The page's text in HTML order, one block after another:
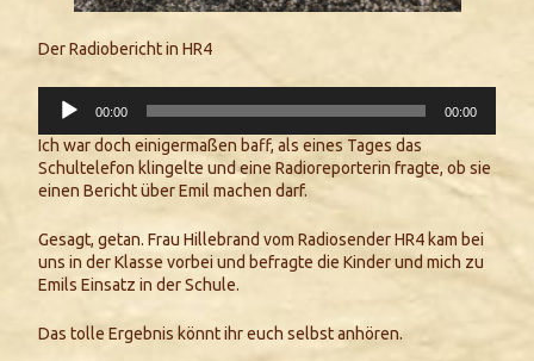
Der Radiobericht in HR4
Audio-
Player
00:00 00:00
Ich war doch einigermaßen baff, als eines Tages das
Schultelefon klingelte und eine Radioreporterin fragte, ob sie
einen Bericht über Emil machen darf.
Gesagt, getan. Frau Hillebrand vom Radiosender HR4 kam bei
uns in der Klasse vorbei und befragte die Kinder und mich zu
Emils Einsatz in der Schule.
Das tolle Ergebnis könnt ihr euch selbst anhören.